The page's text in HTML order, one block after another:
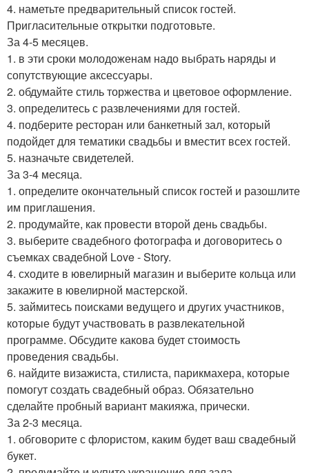
4. наметьте предварительный список гостей.
Пригласительные открытки подготовьте.
За 4-5 месяцев.
1. в эти сроки молодоженам надо выбрать наряды и
сопутствующие аксессуары.
2. обдумайте стиль торжества и цветовое оформление.
3. определитесь с развлечениями для гостей.
4. подберите ресторан или банкетный зал, который
подойдет для тематики свадьбы и вместит всех гостей.
5. назначьте свидетелей.
За 3-4 месяца.
1. определите окончательный список гостей и разошлите
им приглашения.
2. продумайте, как провести второй день свадьбы.
3. выберите свадебного фотографа и договоритесь о
съемках свадебной Love - Story.
4. сходите в ювелирный магазин и выберите кольца или
закажите в ювелирной мастерской.
5. займитесь поисками ведущего и других участников,
которые будут участвовать в развлекательной
программе. Обсудите какова будет стоимость
проведения свадьбы.
6. найдите визажиста, стилиста, парикмахера, которые
помогут создать свадебный образ. Обязательно
сделайте пробный вариант макияжа, прически.
За 2-3 месяца.
1. обговорите с флористом, каким будет ваш свадебный
букет.